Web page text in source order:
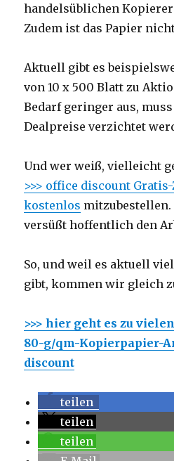
handelsüblichen
Zudem ist das Papier
Aktuell gibt es
von 10 x 500 Blatt zu
Bedarf geringer aus,
Dealpreise verzichtet
Und wer weiß, vielleicht
>>> office discount
kostenlos mitzubestellen.
versüßt hoffentlich den
So, und weil es aktuell
gibt, kommen wir gleich
>>> hier geht es zu
80-g/qm-Kopierpapier-
discount
teilen
teilen
teilen